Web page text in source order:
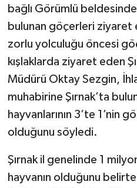
bağlı Görümlü
bulunan göçerleri ziyaret
zorlu yolculuğu öncesi
kışlaklarda ziyaret eden
Müdürü Oktay Sezgin,
muhabirine Şırnak’ta
hayvanlarının 3’te 1’nin
olduğunu söyledi.
Şırnak il genelinde 1
hayvanın olduğunu